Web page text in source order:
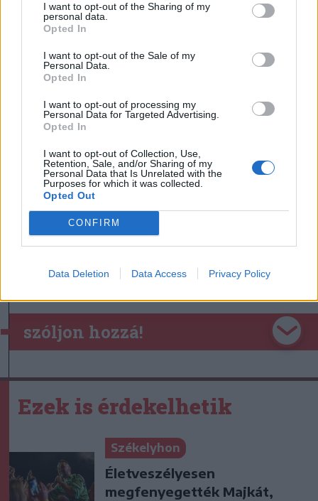
I want to opt-out of the Sharing of my
personal data.
Opted In
I want to opt-out of the Sale of my
Personal Data.
Opted In
I want to opt-out of processing my
Personal Data for Targeted Advertising.
Opted In
I want to opt-out of Collection, Use,
Retention, Sale, and/or Sharing of my
Personal Data that Is Unrelated with the
Purposes for which it was collected.
Opted Out
CONFIRM
Data Deletion Data Access Privacy Policy
továbbítja a kormány felé a tiltakozók
küldöttség elvonult, a tüntetés pedig
véget ért.
Háromszék Sepsiszentgyörgy
szóljon hozzá!
Ezek is érdekelhetik
Székelyhon
Életveszélyesen
megfenyegették Majkát,